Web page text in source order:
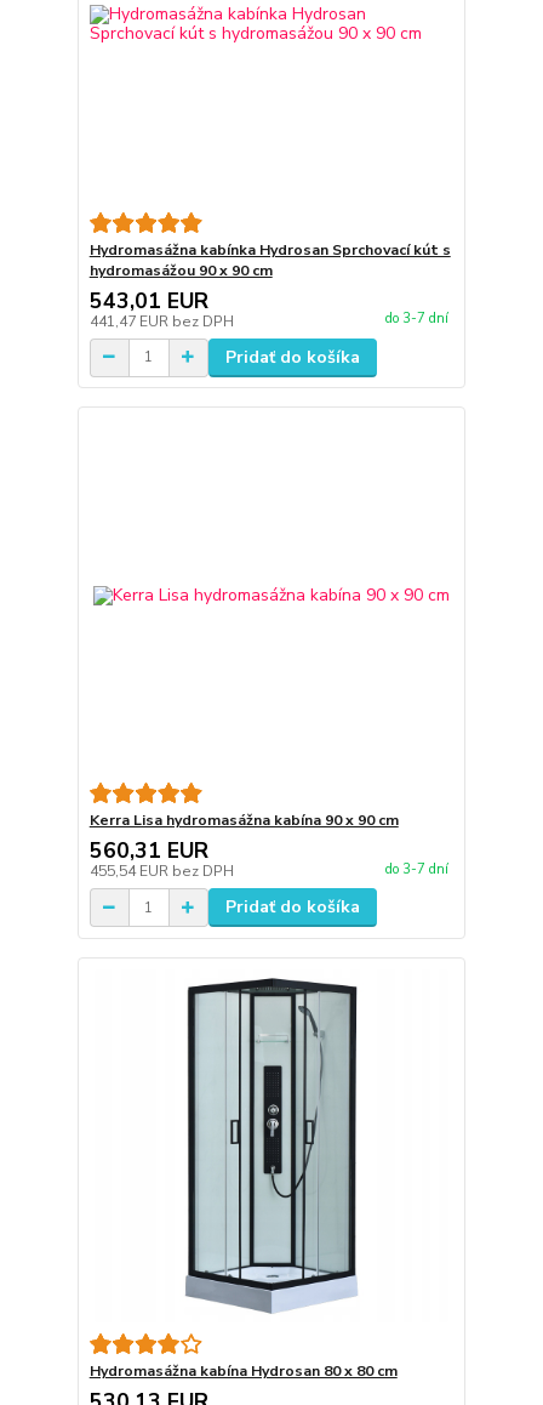
Hydromasážna kabínka Hydrosan Sprchovací kút s
hydromasážou 90 x 90 cm
543,01 EUR
441,47 EUR bez DPH do 3-7 dní
Pridať do košíka
Kerra Lisa hydromasážna kabína 90 x 90 cm
560,31 EUR
455,54 EUR bez DPH do 3-7 dní
Pridať do košíka
Hydromasážna kabína Hydrosan 80 x 80 cm